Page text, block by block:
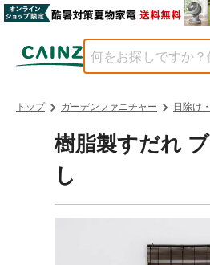
トップ ガーデンファニチャー 日除け
樹脂製すだれ
し